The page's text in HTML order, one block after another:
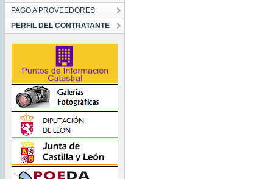
PAGO A PROVEEDORES
PERFIL DEL CONTRATANTE